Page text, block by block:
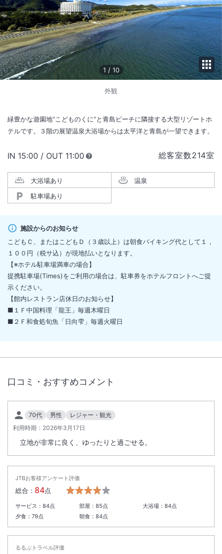
1 / 10
外観
緑豊かな遊園地“こどものくに”と青島ビーチに隣接する大型リゾートホ
テルです。３階の展望温泉大浴場からは太平洋と青島が一望できます。
総客室数214室
IN チェックイン
15:00 / OUT チェックアウト
11:00
大浴場あり
温泉
駐車場あり
施設からのお知らせ
こどもＣ、またはこどもＤ（３歳以上）は朝食バイキング代として１，
１００円（税サ込）が現地払いとなります。
【※ホテル駐車場満車の場合】
提携駐車場(Times)をご利用の場合は、駐車券をホテルフロントへご提
示ください。
【館内レストラン店休日のお知らせ】
■１Ｆ中国料理「龍王」毎週木曜日
■２Ｆ和食処旬魚「日向雫」毎週火曜日
口コミ・おすすめコメント
70代 男性
レジャー・観光
利用時期： 2026年3月17日
立地が非常に良く、ゆったりと過ごせる。
JTBお客様アンケート評価
総合： 84点
サービス： 84点 部屋： 85点 大浴場：84点
夕食： 79点 朝食： 84点
るるぶトラベル評価